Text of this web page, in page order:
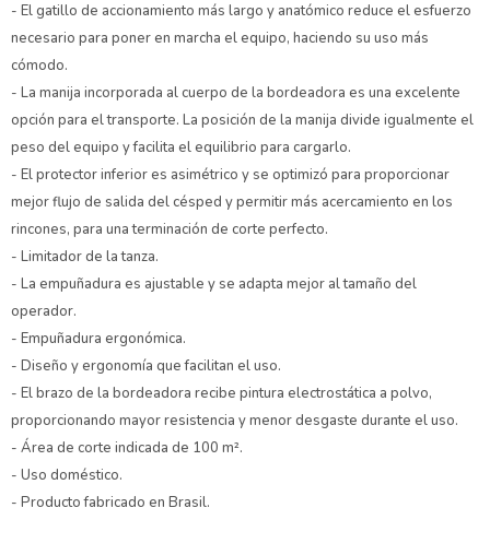
- El gatillo de accionamiento más largo y anatómico reduce el esfuerzo
necesario para poner en marcha el equipo, haciendo su uso más
cómodo.
- La manija incorporada al cuerpo de la bordeadora es una excelente
opción para el transporte. La posición de la manija divide igualmente el
peso del equipo y facilita el equilibrio para cargarlo.
- El protector inferior es asimétrico y se optimizó para proporcionar
mejor flujo de salida del césped y permitir más acercamiento en los
rincones, para una terminación de corte perfecto.
- Limitador de la tanza.
- La empuñadura es ajustable y se adapta mejor al tamaño del
operador.
- Empuñadura ergonómica.
- Diseño y ergonomía que facilitan el uso.
- El brazo de la bordeadora recibe pintura electrostática a polvo,
proporcionando mayor resistencia y menor desgaste durante el uso.
- Área de corte indicada de 100 m².
- Uso doméstico.
- Producto fabricado en Brasil.